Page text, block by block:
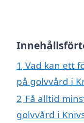
1 Vad kan ett
på golvvård i
2 Få alltid
golvvård i